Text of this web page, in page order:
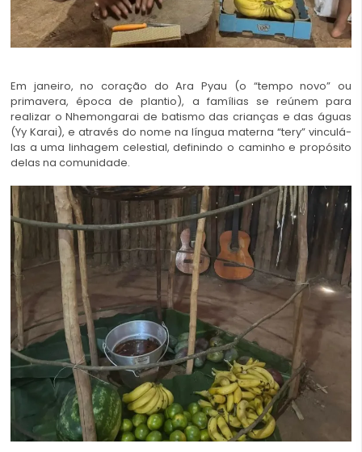
Em janeiro, no coração do Ara Pyau (o “tempo novo” ou
primavera, época de plantio), a famílias se reúnem para
realizar o Nhemongarai de batismo das crianças e das águas
(Yy Karai), e através do nome na língua materna “tery” vinculá-
las a uma linhagem celestial, definindo o caminho e propósito
delas na comunidade.